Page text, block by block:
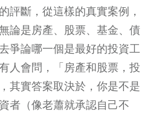
評斷，從這樣的真實案例，
論是房產、股票、基金、債
爭論哪一個是最好的投資工
人會問，「房產和股票，投
其實答案取決於，你是不是
者（像老蕭就承認自己不